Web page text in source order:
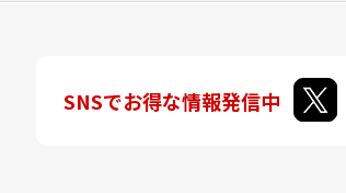
SNSでお得な情報発信中